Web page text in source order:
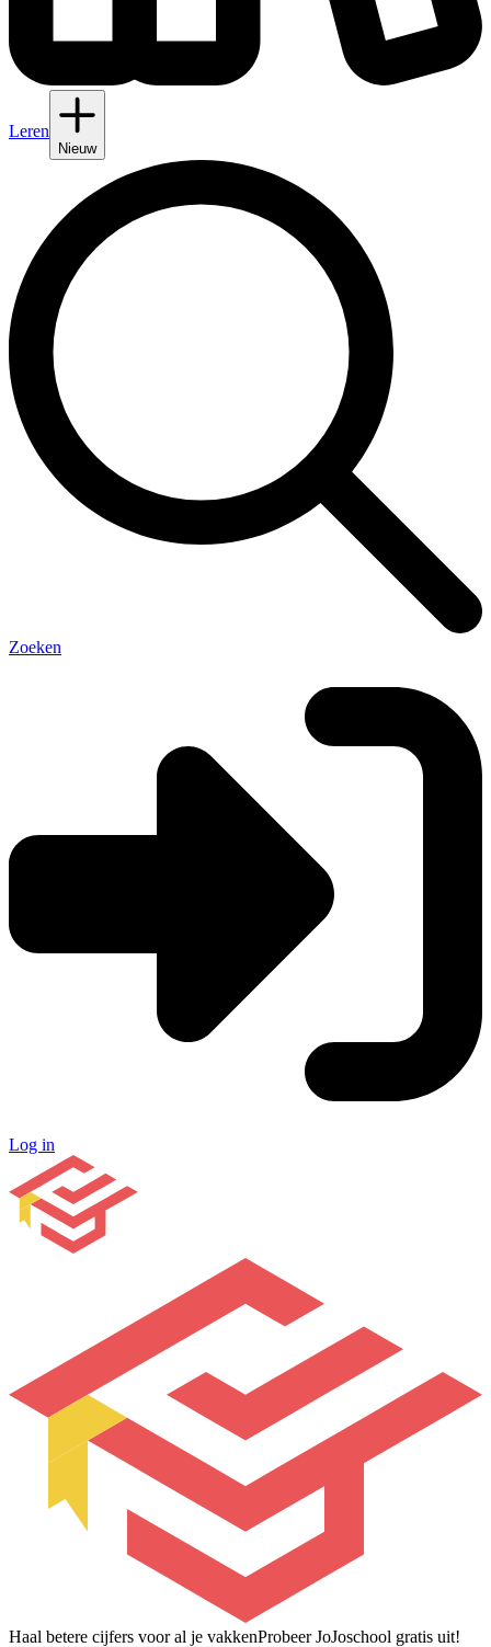
Leren
Nieuw
Zoeken
Log in
Haal betere cijfers voor al je vakkenProbeer JoJoschool gratis uit!